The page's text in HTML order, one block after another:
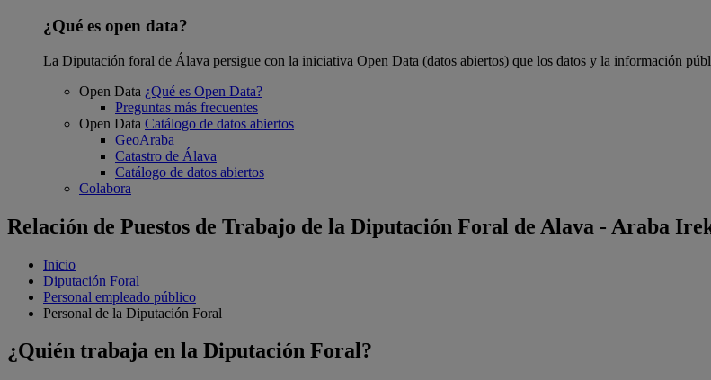
¿Qué es open data?
La Diputación foral de Álava persigue con la iniciativa Open Data (datos abiertos) que los datos y la información
Open Data ¿Qué es Open Data?
Preguntas más frecuentes
Open Data Catálogo de datos abiertos
GeoAraba
Catastro de Álava
Catálogo de datos abiertos
Colabora
Relación de Puestos de Trabajo de la Diputación Foral de Alava - Araba
Inicio
Diputación Foral
Personal empleado público
Personal de la Diputación Foral
¿Quién trabaja en la Diputación Foral?